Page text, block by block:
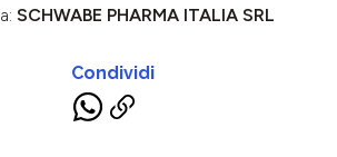
SCHWABE PHARMA ITALIA SRL
Condividi